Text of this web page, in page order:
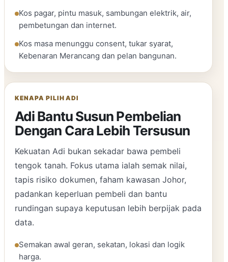
Kos pagar, pintu masuk, sambungan elektrik, air,
pembetungan dan internet.
Kos masa menunggu consent, tukar syarat,
Kebenaran Merancang dan pelan bangunan.
KENAPA PILIH ADI
Adi Bantu Susun Pembelian
Dengan Cara Lebih Tersusun
Kekuatan Adi bukan sekadar bawa pembeli
tengok tanah. Fokus utama ialah semak nilai,
tapis risiko dokumen, faham kawasan Johor,
padankan keperluan pembeli dan bantu
rundingan supaya keputusan lebih berpijak pada
data.
Semakan awal geran, sekatan, lokasi dan logik
harga.